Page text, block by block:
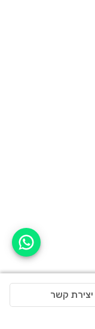
יצירת קשר
אפשר לעזור?